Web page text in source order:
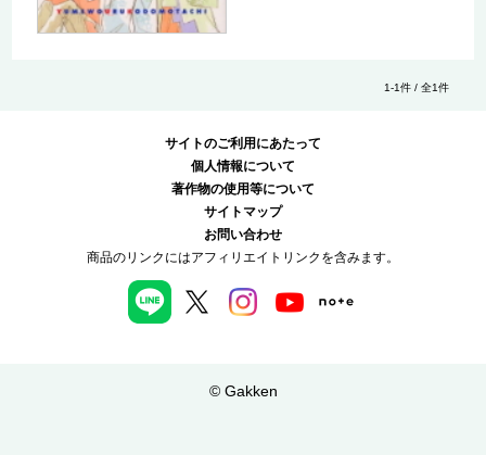
1-1件 / 全1件
サイトのご利用にあたって
個人情報について
著作物の使用等について
サイトマップ
お問い合わせ
商品のリンクにはアフィリエイトリンクを含みます。
© Gakken